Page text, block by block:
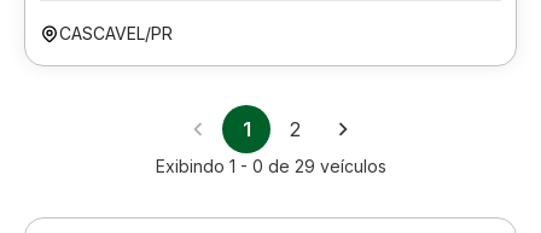
CASCAVEL/PR
1 2
Exibindo 1 - 0 de 29 veículos